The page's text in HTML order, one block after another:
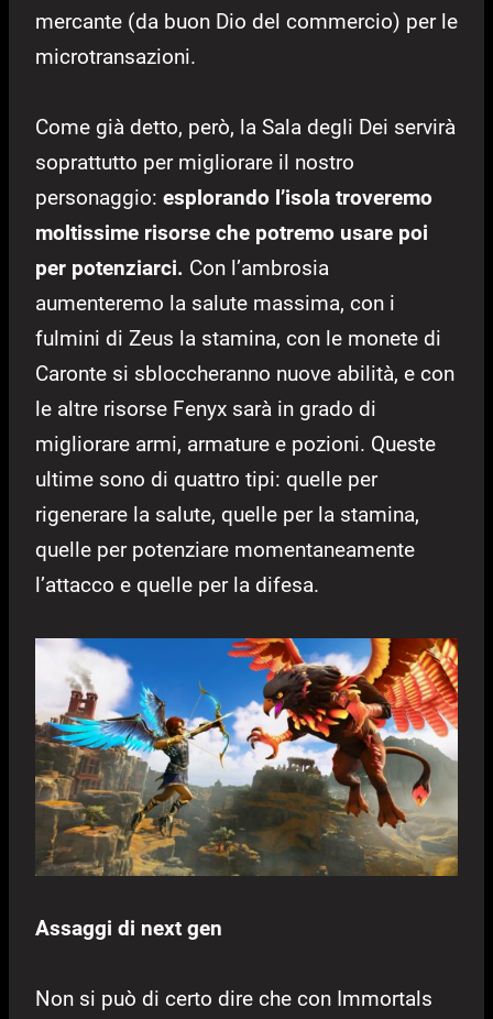
mercante (da buon Dio del commercio) per le
microtransazioni.
Come già detto, però, la Sala degli Dei servirà
soprattutto per migliorare il nostro
personaggio: esplorando l’isola troveremo
moltissime risorse che potremo usare poi
per potenziarci. Con l’ambrosia
aumenteremo la salute massima, con i
fulmini di Zeus la stamina, con le monete di
Caronte si sbloccheranno nuove abilità, e con
le altre risorse Fenyx sarà in grado di
migliorare armi, armature e pozioni. Queste
ultime sono di quattro tipi: quelle per
rigenerare la salute, quelle per la stamina,
quelle per potenziare momentaneamente
l’attacco e quelle per la difesa.
Assaggi di next gen
Non si può di certo dire che con Immortals